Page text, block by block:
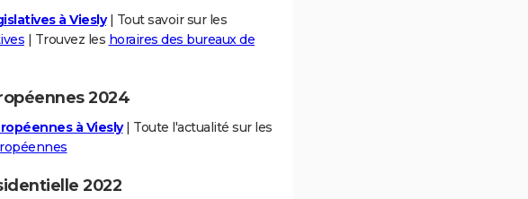
à Viesly| Tout savoir sur les
| Trouvez les horaires des bureaux de
2024
à Viesly| Toute l'actualité sur les
2022